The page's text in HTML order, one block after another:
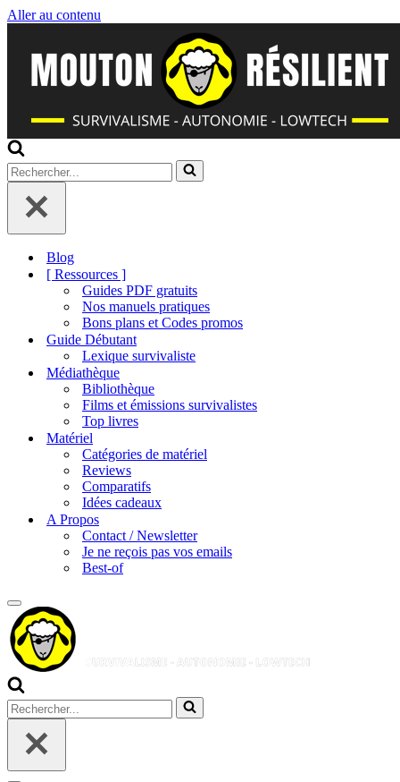
Aller au contenu
Rechercher...
Blog
[ Ressources ]
Guides PDF gratuits
Nos manuels pratiques
Bons plans et Codes promos
Guide Débutant
Lexique survivaliste
Médiathèque
Bibliothèque
Films et émissions survivalistes
Top livres
Matériel
Catégories de matériel
Reviews
Comparatifs
Idées cadeaux
A Propos
Contact / Newsletter
Je ne reçois pas vos emails
Best-of
Menu
de
navigation
Rechercher...